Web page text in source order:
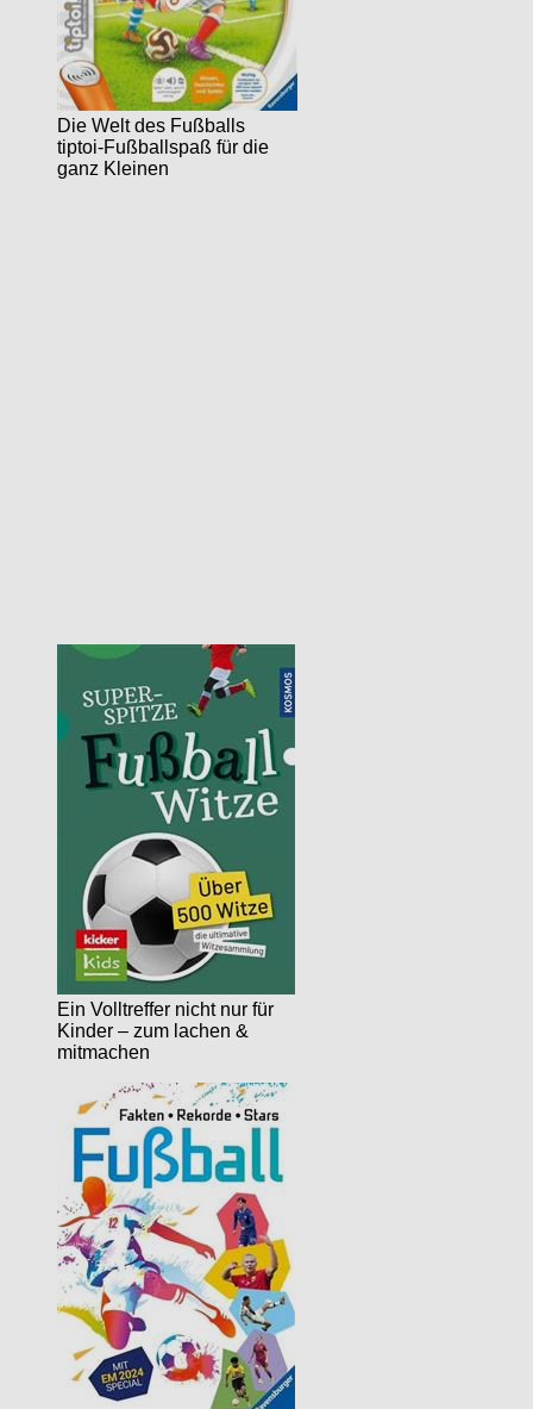
Die Welt des Fußballs
tiptoi-Fußballspaß für die
ganz Kleinen
Ein Volltreffer nicht nur für
Kinder – zum lachen &
mitmachen